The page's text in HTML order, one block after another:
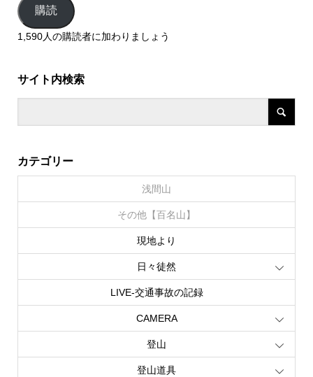
購読
1,590人の購読者に加わりましょう
サイト内検索
カテゴリー
浅間山
その他【百名山】
現地より
日々徒然
LIVE‐交通事故の記録
CAMERA
登山
登山道具